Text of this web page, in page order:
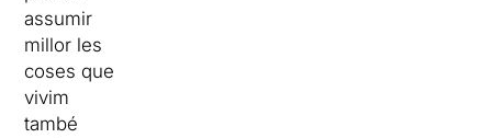
assumir
millor les
coses que
vivim
també